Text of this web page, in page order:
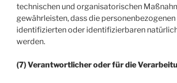
technischen und organisatorischen
gewährleisten, dass die
identifizierten oder identifizierbaren
werden.
(7) Verantwortlicher oder für die